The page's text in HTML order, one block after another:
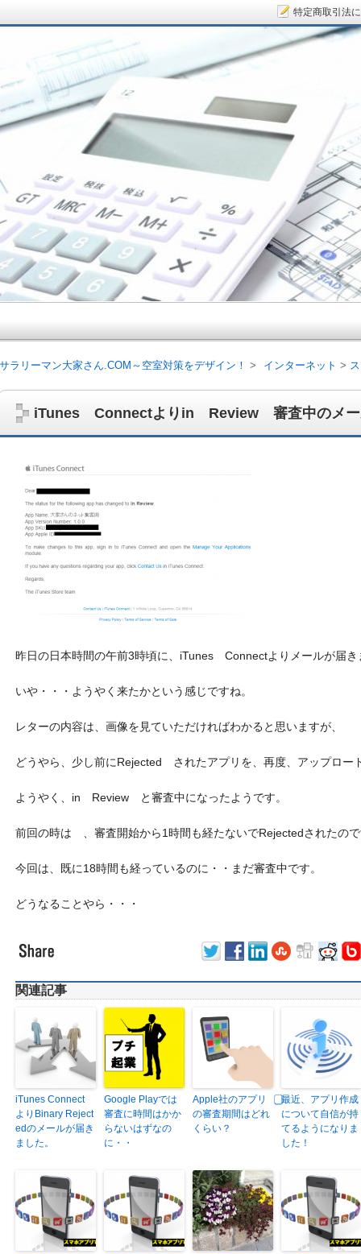
iTunes Connectよりin Review 審査中のメー
昨日の日本時間の午前3時頃に、iTunes Connectよりメールが届き
いや・・・ようやく来たかという感じですね。
レターの内容は、画像を見ていただければわかると思いますが、
どうやら、少し前にRejected されたアプリを、再度、アップロー
ようやく、in Review と審査中になったようです。
前回の時は 、審査開始から1時間も経たないでRejectedされたの
今回は、既に18時間も経っているのに・・まだ審査中です。
どうなることやら・・・
関連記事
iTunes Connect
よりBinary Reject
edのメールが届き
ました。
Google Playでは
審査に時間はかか
らないはずなの
に・・
Apple社のアプリ
の審査期間はどれ
くらい？
⃣最近、アプリ作成
について自信が持
てるようになりま
した！
サラリーマン大家さん.COM～空室対策をデザイン！ インターネット
サラリーマン大家さん.COM～空
サラリーマン大家さんを応援！マンション経営、アパート経営の空室
ム、大家さん自ら行うネット集客、コンセプト賃貸の導入を研究する
特定商取引法